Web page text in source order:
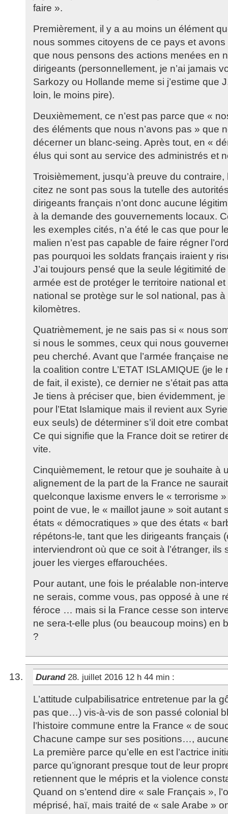
faire ».
Premièrement, il y a au moins un élément
nous sommes citoyens de ce pays et
que nous pensons des actions menées en
dirigeants (personnellement, je n’ai jamais
Sarkozy ou Hollande meme si j’estime que
loin, le moins pire).
Deuxièmement, ce n’est pas parce que «
des éléments que nous n’avons pas » que
décerner un blanc-seing. Après tout, en «
élus qui sont au service des administrés et
Troisièmement, jusqu’à preuve du
citez ne sont pas sous la tutelle des
dirigeants français n’ont donc aucune
à la demande des gouvernements locaux.
les exemples cités, n’a été le cas que pour
malien n’est pas capable de faire régner
pas pourquoi les soldats français iraient y
J’ai toujours pensé que la seule légitimité de
armée est de protéger le territoire national
national se protège sur le sol national, pas
kilomètres.
Quatrièmement, je ne sais pas si « nous
si nous le sommes, ceux qui nous
peu cherché. Avant que l’armée française
la coalition contre L’ETAT ISLAMIQUE (je
de fait, il existe), ce dernier ne s’était pas
Je tiens à préciser que, bien évidemment, je
pour l’Etat Islamique mais il revient aux
eux seuls) de déterminer s’il doit etre
Ce qui signifie que la France doit se retirer
vite.
Cinquièmement, le retour que je souhaite à
alignement de la part de la France ne
quelconque laxisme envers le « terrorisme
point de vue, le « maillot jaune » soit autant
états « démocratiques » que des états «
répétons-le, tant que les dirigeants français
interviendront où que ce soit à l’étranger, ils
jouer les vierges effarouchées.
Pour autant, une fois le préalable non-
ne serais, comme vous, pas opposé à une
féroce … mais si la France cesse son
ne sera-t-elle plus (ou beaucoup moins) en
?
Durand 28. juillet 2016 12 h 44 min :
L’attitude culpabilisatrice entretenue par la
pas que…) vis-à-vis de son passé colonial
l’histoire commune entre la France « de
Chacune campe sur ses positions…,
La première parce qu’elle en est l’actrice
parce qu’ignorant presque tout de leur
retiennent que le mépris et la violence
Quand on s’entend dire « sale Français »,
méprisé, haï, mais traité de « sale Arabe »